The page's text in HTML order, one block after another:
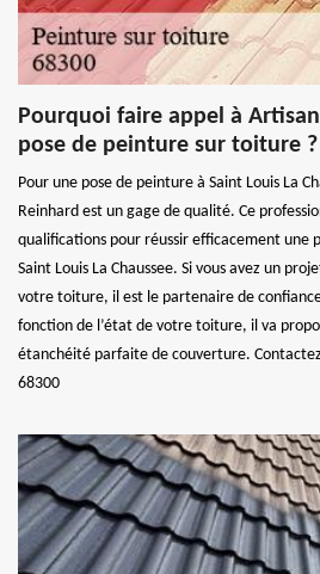
Pourquoi faire appel à
pose de peinture sur toiture ?
Pour une pose de peinture à Saint Louis La
Reinhard est un gage de qualité. Ce
qualifications pour réussir efficacement une
Saint Louis La Chaussee. Si vous avez un
votre toiture, il est le partenaire de
fonction de l’état de votre toiture, il va
étanchéité parfaite de couverture.
68300